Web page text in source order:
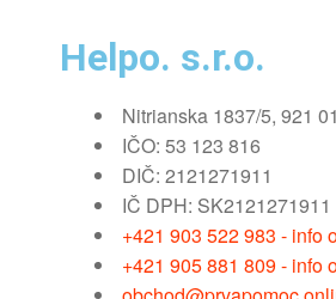
Helpo. s.r.o.
Nitrianska 1837/5, 921
IČO: 53 123 816
DIČ: 2121271911
IČ DPH: SK2121271911
+421 903 522 983 - info
+421 905 881 809 - info